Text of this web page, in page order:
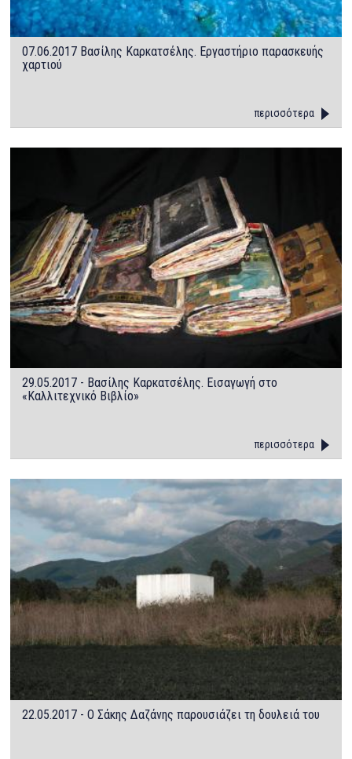
07.06.2017 Βασίλης Καρκατσέλης. Εργαστήριο παρασκευής
χαρτιού
περισσότερα
29.05.2017 - Βασίλης Καρκατσέλης. Εισαγωγή στο
«Καλλιτεχνικό Βιβλίο»
περισσότερα
22.05.2017 - Ο Σάκης Δαζάνης παρουσιάζει τη δουλειά του